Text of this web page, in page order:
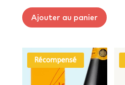
Ajouter au panier
Récompensé